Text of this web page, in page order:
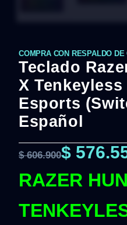
COMPRA CON RESPALDO
Teclado
X Tenkeyless
Esports
Español
$606.900$
RAZER